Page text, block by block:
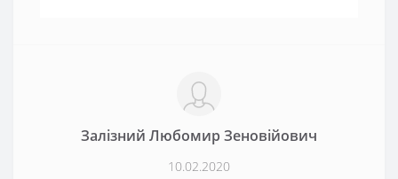
Залізний Любомир Зеновійович
10.02.2020